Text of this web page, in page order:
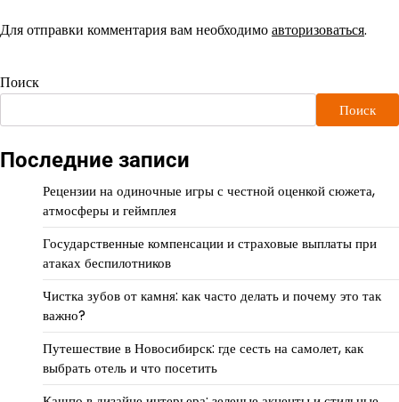
Для отправки комментария вам необходимоавторизоваться.
Поиск
Поиск
Последние записи
Рецензии на одиночные игры с честной оценкой сюжета,
атмосферы и геймплея
Государственные компенсации и страховые выплаты при
атаках беспилотников
Чистка зубов от камня: как часто делать и почему это так
важно?
Путешествие в Новосибирск: где сесть на самолет, как
выбрать отель и что посетить